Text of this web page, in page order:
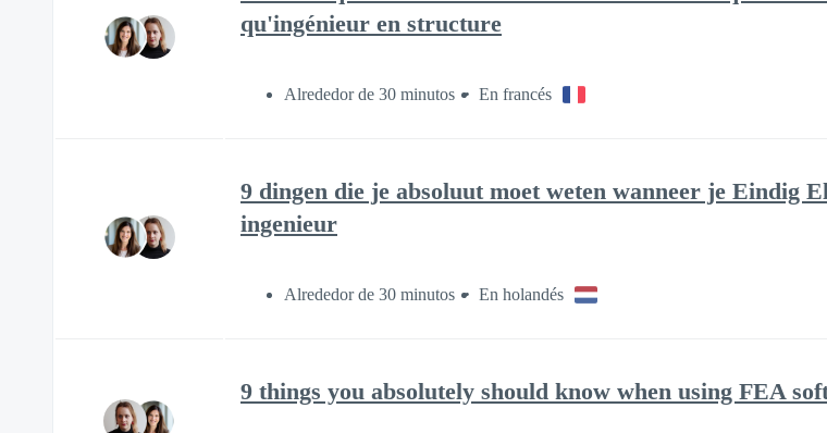
qu'ingénieur en structure
Alrededor de 30 minutos En francés
9 dingen die je absoluut moet weten wanneer je Eindig
ingenieur
Alrededor de 30 minutos En holandés
9 things you absolutely should know when using FEA